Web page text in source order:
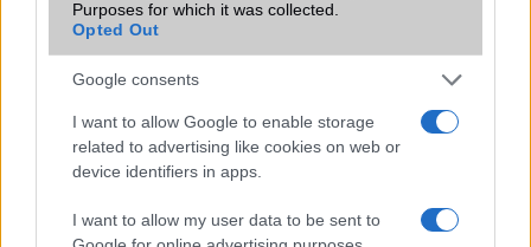
Purposes for which it was collected.
Opted Out
Google consents
I want to allow Google to enable storage
related to advertising like cookies on web or
device identifiers in apps.
I want to allow my user data to be sent to
Terület
Funkciók
változaté lesz - elõzetes hírek
szerint! A Moschino Edition
8/256 GB memóriával
Brand 2019